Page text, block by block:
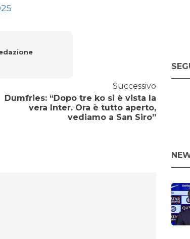
Successivo
Dumfries: “Dopo tre ko si è vista la
vera Inter. Ora è tutto aperto,
vediamo a San Siro”